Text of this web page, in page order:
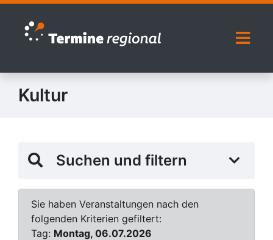
Zur Navigation springen
Zum Inhalt springen
Kultur
Suchen und filtern
Sie haben Veranstaltungen nach den
folgenden Kriterien gefiltert:
Tag: Montag, 06.07.2026